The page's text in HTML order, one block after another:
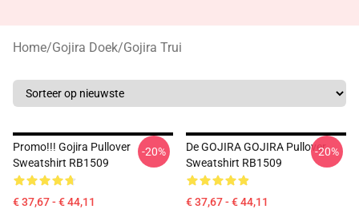
Home/Gojira Doek/Gojira Trui
Promo!!! Gojira Pullover
Sweatshirt RB1509
€ 37,67 - € 44,11
-20%
De GOJIRA GOJIRA Pullover
Sweatshirt RB1509
€ 37,67 - € 44,11
-20%